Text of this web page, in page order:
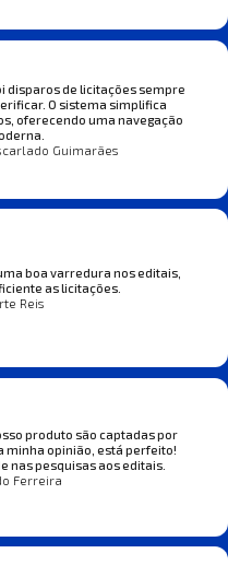
disparos de licitações sempre
O sistema simplifica
oferecendo uma navegação
Guimarães
boa varredura nos editais,
as licitações.
Reis
produto são captadas por
minha opinião, está perfeito!
nas pesquisas aos editais.
Ferreira